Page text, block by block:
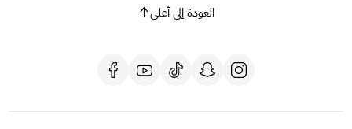
العودة إلى أعلى